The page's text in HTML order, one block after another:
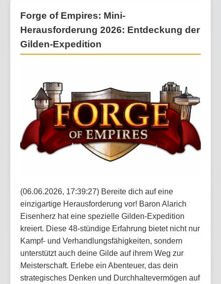
Forge of Empires: Mini-
Herausforderung 2026: Entdeckung der
Gilden-Expedition
(06.06.2026, 17:39:27) Bereite dich auf eine
einzigartige Herausforderung vor! Baron Alarich
Eisenherz hat eine spezielle Gilden-Expedition
kreiert. Diese 48-stündige Erfahrung bietet nicht nur
Kampf- und Verhandlungsfähigkeiten, sondern
unterstützt auch deine Gilde auf ihrem Weg zur
Meisterschaft. Erlebe ein Abenteuer, das dein
strategisches Denken und Durchhaltevermögen auf